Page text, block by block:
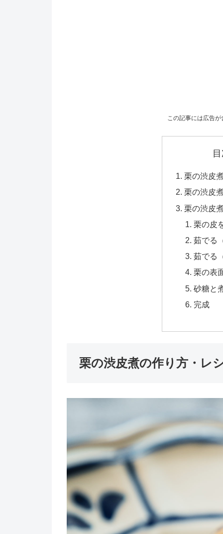
この記事には広告
栗の渋皮
栗の渋皮
栗の渋皮
栗の皮
茹でる
茹でる
栗の表
砂糖と
完成
栗の渋皮煮の作り方・レ